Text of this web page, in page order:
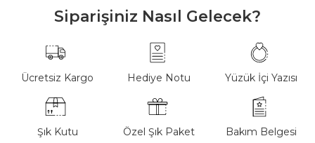
Siparişiniz Nasıl Gelecek?
Ücretsiz Kargo Hediye Notu Yüzük İçi Yazısı
Şık Kutu Özel Şık Paket Bakım Belgesi